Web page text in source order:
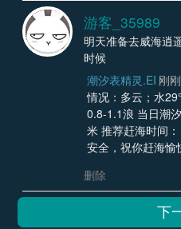
游客_35989
明天准备去威海逍
时候
潮汐表精灵.EI 刚刚
情况：多云；水
0.8-1.1浪 当日潮
米 推荐赶海时间
安全，祝你赶海愉
删除